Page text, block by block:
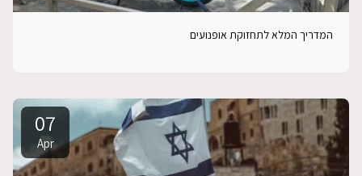
המדריך המלא לתחזוקת אופנועים
07
Apr